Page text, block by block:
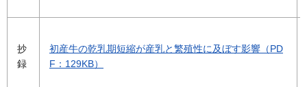
抄
録
初産牛の乾乳期短縮が産乳と繁殖性に及ぼす影響（PD
F：129KB）